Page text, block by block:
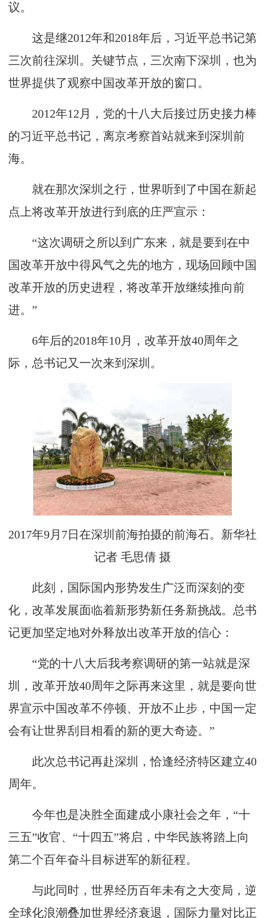
议。
这是继2012年和2018年后，习近平总书记第
三次前往深圳。关键节点，三次南下深圳，也为
世界提供了观察中国改革开放的窗口。
2012年12月，党的十八大后接过历史接力棒
的习近平总书记，离京考察首站就来到深圳前
海。
就在那次深圳之行，世界听到了中国在新起
点上将改革开放进行到底的庄严宣示：
“这次调研之所以到广东来，就是要到在中
国改革开放中得风气之先的地方，现场回顾中国
改革开放的历史进程，将改革开放继续推向前
进。”
6年后的2018年10月，改革开放40周年之
际，总书记又一次来到深圳。
2017年9月7日在深圳前海拍摄的前海石。新华社
记者 毛思倩 摄
此刻，国际国内形势发生广泛而深刻的变
化，改革发展面临着新形势新任务新挑战。总书
记更加坚定地对外释放出改革开放的信心：
“党的十八大后我考察调研的第一站就是深
圳，改革开放40周年之际再来这里，就是要向世
界宣示中国改革不停顿、开放不止步，中国一定
会有让世界刮目相看的新的更大奇迹。”
此次总书记再赴深圳，恰逢经济特区建立40
周年。
今年也是决胜全面建成小康社会之年，“十
三五”收官、“十四五”将启，中华民族将踏上向
第二个百年奋斗目标进军的新征程。
与此同时，世界经历百年未有之大变局，逆
全球化浪潮叠加世界经济衰退，国际力量对比正